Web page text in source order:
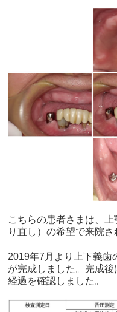
こちらの患者さまは、
り直し）の希望で来院さ
2019年7月より上下義歯
が完成しました。完成
経過を確認しました。